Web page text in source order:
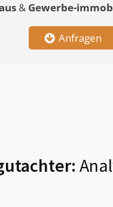
& Gewerbe-
Anfragen